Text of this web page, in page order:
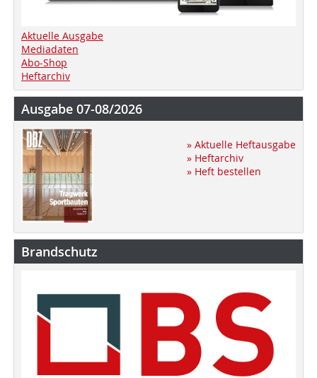
Aktuelle Ausgabe
Mediadaten
Abo-Shop
Heftarchiv
Ausgabe 07-08/2026
» Aktuelle Heftausgabe
» Heftarchiv
» Heft bestellen
Brandschutz